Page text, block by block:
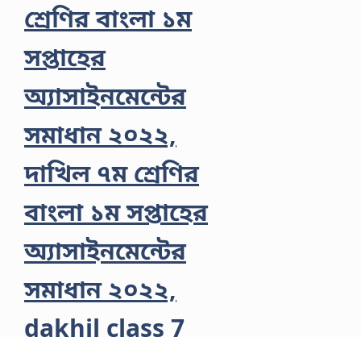
শ্রেণির বাংলা ১ম
সপ্তাহের
অ্যাসাইনমেন্টের
সমাধান ২০২২,
দাখিল ৭ম শ্রেণির
বাংলা ১ম সপ্তাহের
অ্যাসাইনমেন্টের
সমাধান ২০২২,
dakhil class 7